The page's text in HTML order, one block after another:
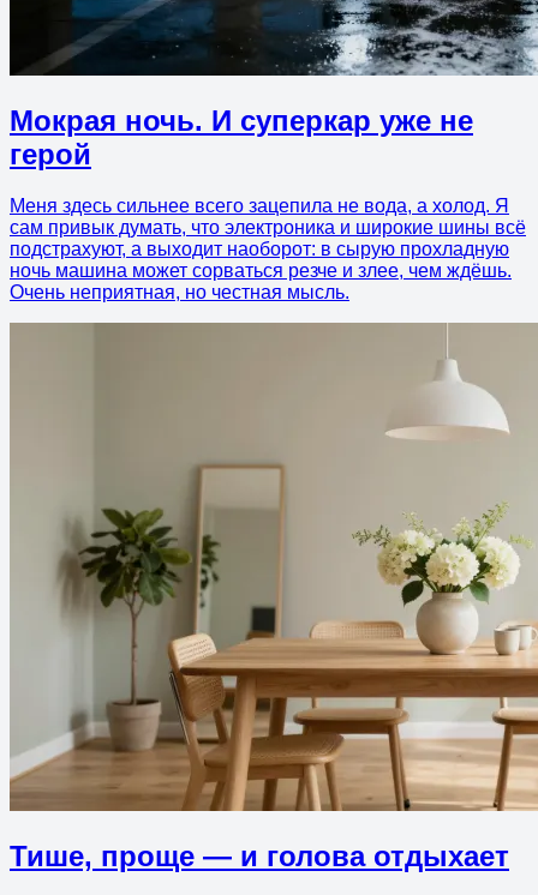
Мокрая ночь. И суперкар уже не
герой
Меня здесь сильнее всего зацепила не вода, а холод. Я
сам привык думать, что электроника и широкие шины всё
подстрахуют, а выходит наоборот: в сырую прохладную
ночь машина может сорваться резче и злее, чем ждёшь.
Очень неприятная, но честная мысль.
Тише, проще — и голова отдыхает